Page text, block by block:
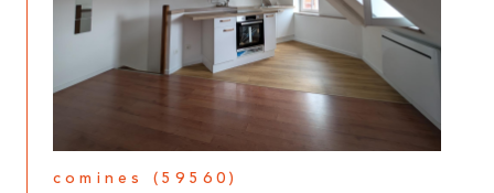
comines (59560)